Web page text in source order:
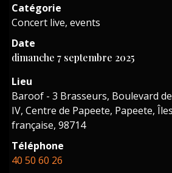
Catégorie
Concert live, events
Date
dimanche 7 septembre 2025
Lieu
Baroof - 3 Brasseurs, Boulevard
IV, Centre de Papeete, Papeete,
française, 98714
Téléphone
40 50 60 26